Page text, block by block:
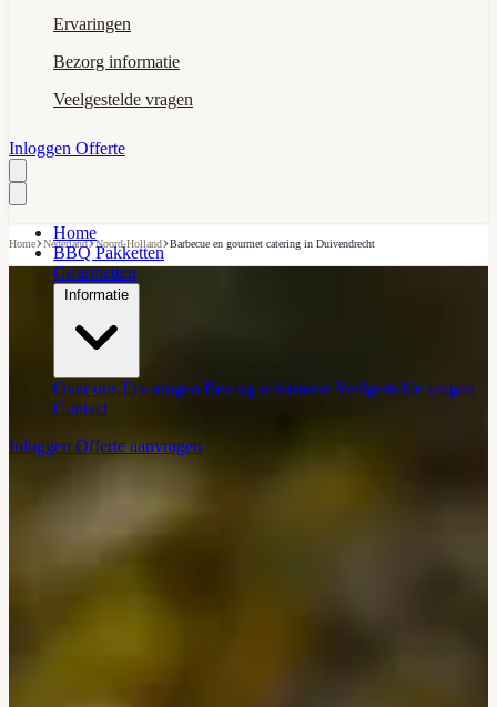
Ervaringen
Bezorg informatie
Veelgestelde vragen
Inloggen Offerte
Home
BBQ Pakketten
Gourmetten
Informatie
Over ons Ervaringen Bezorg informatie Veelgestelde vragen
Contact
Inloggen Offerte aanvragen
Home›Nederland›Noord-Holland›Barbecue en gourmet catering in Duivendrecht